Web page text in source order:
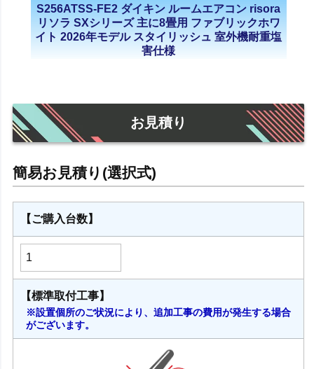
S256ATSS-FE2 ダイキン ルームエアコン risora
リソラ SXシリーズ 主に8畳用 ファブリックホワ
イト 2026年モデル スタイリッシュ 室外機耐重塩
害仕様
お見積り
【ご購入台数】
【標準取付工事】
※設置個所のご状況により、追加工事の費用が発生する場合
がございます。